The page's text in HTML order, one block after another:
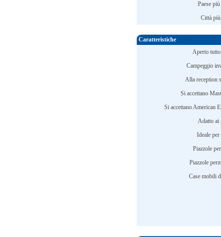
Paese
Città
Caratteristiche
Aperto
Campeggio
Alla reception
Si accettano
Si accettano American
Adatto ai
Ideale
Piazzole
Piazzole
Case mobili